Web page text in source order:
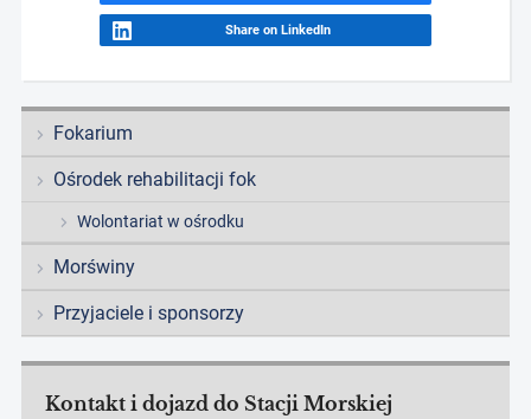
Fokarium
Ośrodek rehabilitacji fok
Wolontariat w ośrodku
Morświny
Przyjaciele i sponsorzy
Kontakt i dojazd do Stacji Morskiej
Share on LinkedIn